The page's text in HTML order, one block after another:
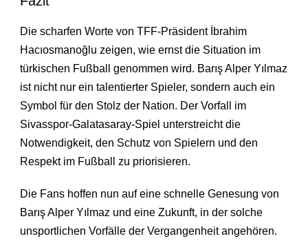
Die scharfen Worte von TFF-Präsident İbrahim
Hacıosmanoğlu zeigen, wie ernst die Situation im
türkischen Fußball genommen wird. Barış Alper Yılmaz
ist nicht nur ein talentierter Spieler, sondern auch ein
Symbol für den Stolz der Nation. Der Vorfall im
Sivasspor-Galatasaray-Spiel unterstreicht die
Notwendigkeit, den Schutz von Spielern und den
Respekt im Fußball zu priorisieren.
Die Fans hoffen nun auf eine schnelle Genesung von
Barış Alper Yılmaz und eine Zukunft, in der solche
unsportlichen Vorfälle der Vergangenheit angehören.